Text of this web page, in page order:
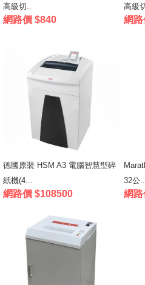
高級切..
網路價 $840
高級
網
德國原裝 HSM A3 電腦智慧型碎
紙機(4...
網路價 $108500
32公..
網